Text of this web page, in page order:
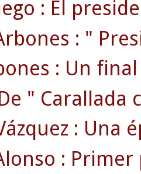
: El
: "
: Un
" Carallada
: Una
: